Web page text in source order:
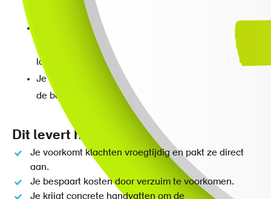
kan instellen.
Daarnaast is er aandacht voor andere factoren die
fysieke klachten kunnen veroorzaken, zoals
langdurig zitten en de werkhouding.
Je ontvangt als werkgever een helder rapport met
de bevindingen en praktische adviezen.
Dit levert het werkplekonderzoek op
Je voorkomt klachten vroegtijdig en pakt ze direct
aan.
Je bespaart kosten door verzuim te voorkomen.
Je krijgt concrete handvatten om de